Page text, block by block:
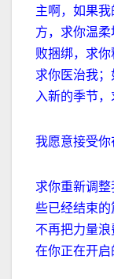
主啊，如果
方，求你温
败捆绑，求你
求你医治我
入新的季节，
我愿意接受你
求你重新调
些已经结束
不再把力量
在你正在开启